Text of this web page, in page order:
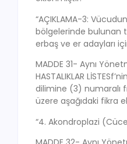
“AÇIKLAMA-3:
bölgelerinde bulunan
erbaş ve er adayları
MADDE 31- Aynı
HASTALIKLAR
dilimine (3) numaralı
üzere aşağıdaki fikra
“4. Akondroplazi